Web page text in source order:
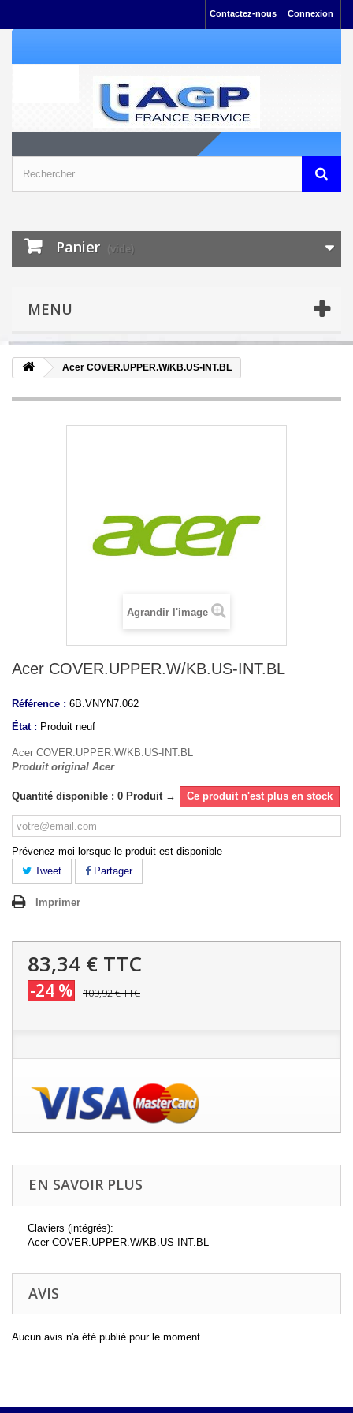
Connexion
Contactez-nous
Panier (vide)
MENU
Acer COVER.UPPER.W/KB.US-INT.BL
Agrandir l'image
Acer COVER.UPPER.W/KB.US-INT.BL
Référence : 6B.VNYN7.062
État : Produit neuf
Acer COVER.UPPER.W/KB.US-INT.BL
Produit original Acer
Quantité disponible : 0 Produit → Ce produit n'est plus en stock
Prévenez-moi lorsque le produit est disponible
Tweet
Partager
Imprimer
83,34 € TTC
-24 % 109,92 €TTC
EN SAVOIR PLUS
Claviers (intégrés):
Acer COVER.UPPER.W/KB.US-INT.BL
AVIS
Aucun avis n'a été publié pour le moment.